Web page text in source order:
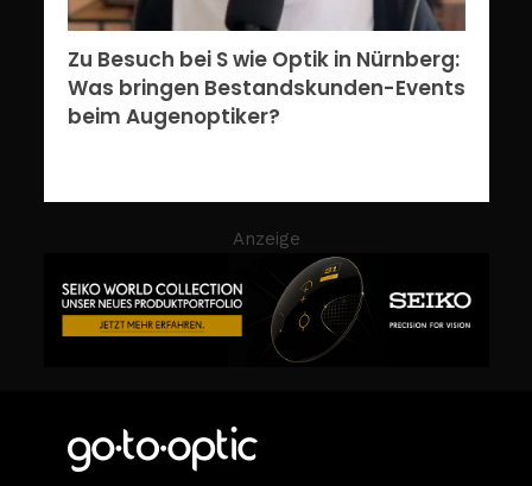
Zu Besuch bei S wie Optik in Nürnberg:
Was bringen Bestandskunden-Events
beim Augenoptiker?
Anzeige